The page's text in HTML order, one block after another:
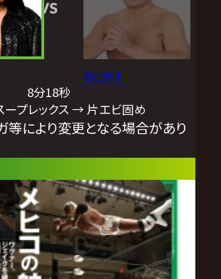
VS
谷口周平
8分18秒
ープレックス → 片エビ固め
により変更となる場合があり